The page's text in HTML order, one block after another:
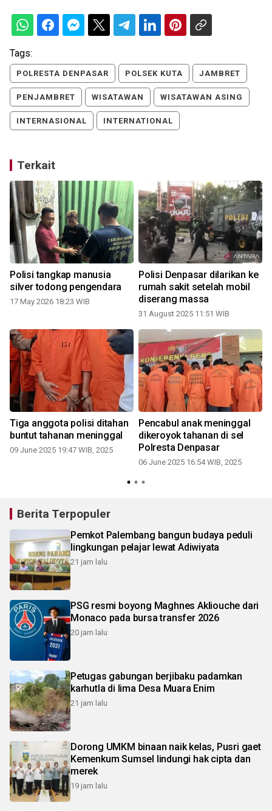
Tags:
POLRESTA DENPASAR POLSEK KUTA JAMBRET
PENJAMBRET WISATAWAN WISATAWAN ASING
INTERNASIONAL INTERNATIONAL
Terkait
Polisi tangkap manusia
silver todong pengendara
17 May 2026 18:23 WIB
Polisi Denpasar dilarikan ke
rumah sakit setelah mobil
diserang massa
31 August 2025 11:51 WIB
Tiga anggota polisi ditahan
buntut tahanan meninggal
09 June 2025 19:47 WIB, 2025
Pencabul anak meninggal
dikeroyok tahanan di sel
Polresta Denpasar
06 June 2025 16:54 WIB, 2025
Berita Terpopuler
Pemkot Palembang bangun budaya peduli
lingkungan pelajar lewat Adiwiyata
21 jam lalu
PSG resmi boyong Maghnes Akliouche dari
Monaco pada bursa transfer 2026
20 jam lalu
Petugas gabungan berjibaku padamkan
karhutla di lima Desa Muara Enim
21 jam lalu
Dorong UMKM binaan naik kelas, Pusri gaet
Kemenkum Sumsel lindungi hak cipta dan
merek
19 jam lalu